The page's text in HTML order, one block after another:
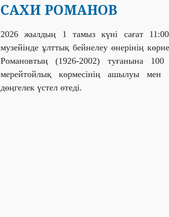
САХИ РОМАНОВ
2026 жылдың 1 тамыз күні сағат
музейінде ұлттық бейнелеу өнерінің
Романовтың (1926-2002) туғанына
мерейтойлық көрмесінің ашылуы мен
дөңгелек үстел өтеді.